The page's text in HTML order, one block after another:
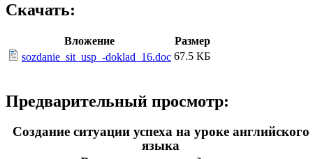
Скачать:
Вложение
Размер
sozdanie_sit_usp_-doklad_16.doc 67.5 КБ
Предварительный просмотр:
Создание ситуации успеха на уроке английского
языка